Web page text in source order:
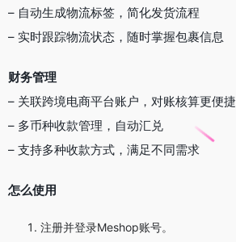
– 自动生成物流标签，简化发货流程
– 实时跟踪物流状态，随时掌握包裹信息
财务管理
– 关联跨境电商平台账户，对账核算更便捷
– 多币种收款管理，自动汇兑
– 支持多种收款方式，满足不同需求
怎么使用
注册并登录Meshop账号。